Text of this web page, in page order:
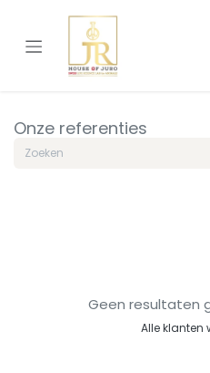
Onze referenties
Geen resultaten
Alle klanten